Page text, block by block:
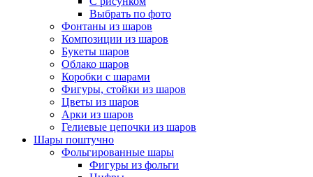
Выбрать по фото
Фонтаны из шаров
Композиции из шаров
Букеты шаров
Облако шаров
Коробки с шарами
Фигуры, стойки из шаров
Цветы из шаров
Арки из шаров
Гелиевые цепочки из шаров
Шары поштучно
Фольгированные шары
Фигуры из фольги